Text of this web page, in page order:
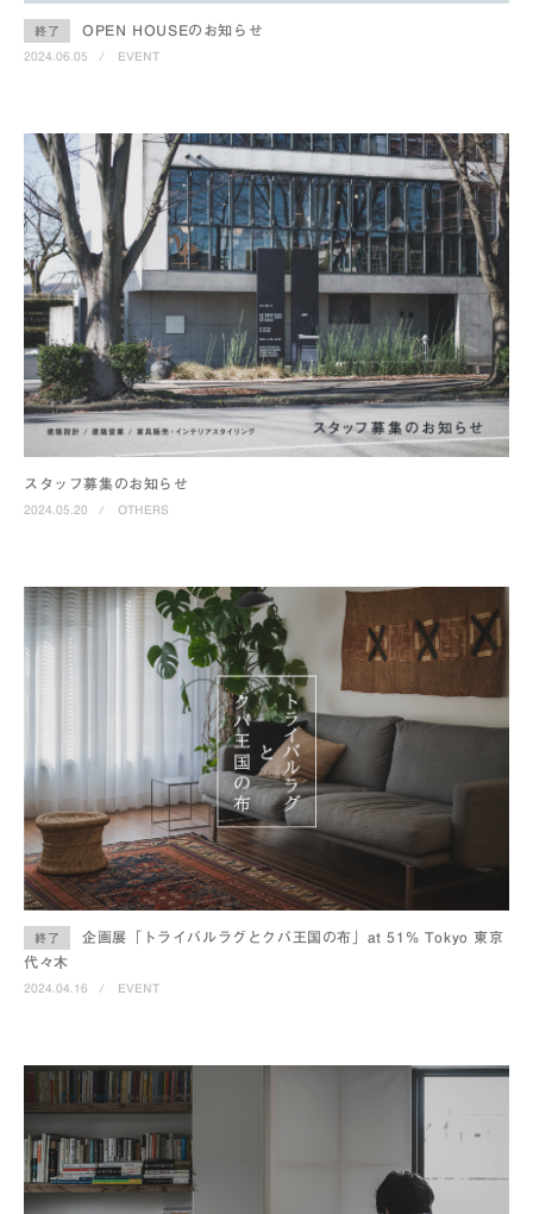
終了 OPEN HOUSEのお知らせ
2024.06.05 / EVENT
スタッフ募集のお知らせ
2024.05.20 / OTHERS
終了
企画展「トライバルラグとクバ王国の布」at 51% Tokyo 東京
代々木
2024.04.16 / EVENT